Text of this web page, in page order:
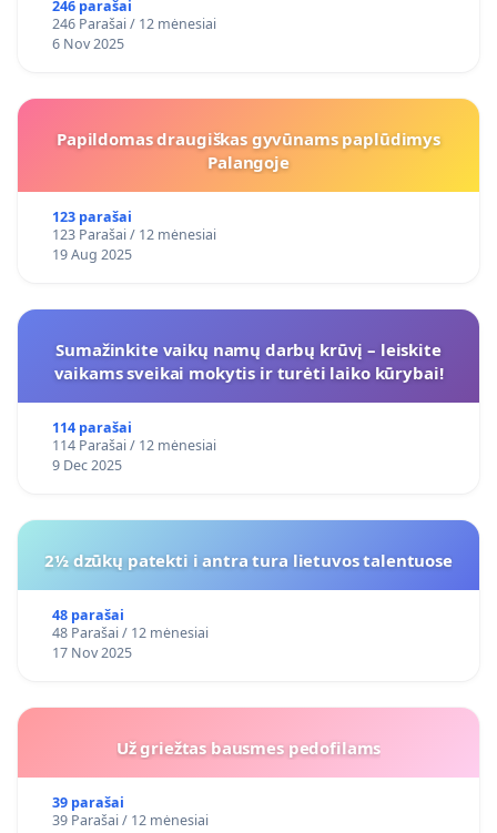
246 parašai
246 Parašai / 12 mėnesiai
6 Nov 2025
Papildomas draugiškas gyvūnams paplūdimys
Palangoje
123 parašai
123 Parašai / 12 mėnesiai
19 Aug 2025
Sumažinkite vaikų namų darbų krūvį – leiskite
vaikams sveikai mokytis ir turėti laiko kūrybai!
114 parašai
114 Parašai / 12 mėnesiai
9 Dec 2025
2½ dzūkų patekti i antra tura lietuvos talentuose
48 parašai
48 Parašai / 12 mėnesiai
17 Nov 2025
Už griežtas bausmes pedofilams
39 parašai
39 Parašai / 12 mėnesiai